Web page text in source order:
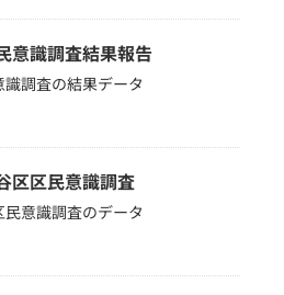
意識調査結果報告
調査の結果データ
区民意識調査
意識調査のデータ